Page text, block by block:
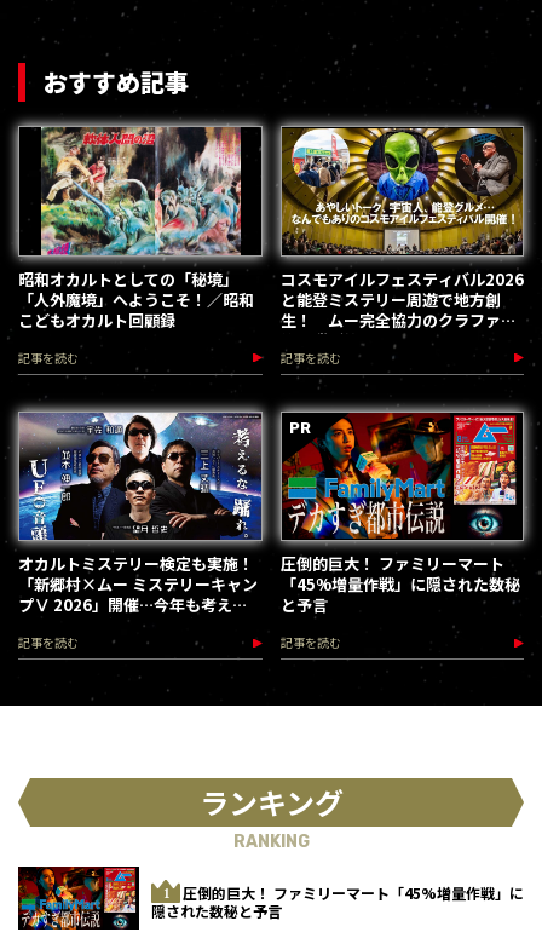
おすすめ記事
昭和オカルトとしての「秘境」
「人外魔境」へようこそ！／昭和
こどもオカルト回顧録
記事を読む
コスモアイルフェスティバル2026
と能登ミステリー周遊で地方創
生！ ムー完全協力のクラファン
第３弾が始動
記事を読む
オカルトミステリー検定も実施！
「新郷村×ムー ミステリーキャン
プⅤ 2026」開催…今年も考える
な、踊れ！（2026.9.12）
記事を読む
圧倒的巨大！ ファミリーマート
「45%増量作戦」に隠された数秘
と予言
記事を読む
ランキング
RANKING
圧倒的巨大！ ファミリーマート「45%増量作戦」に
隠された数秘と予言